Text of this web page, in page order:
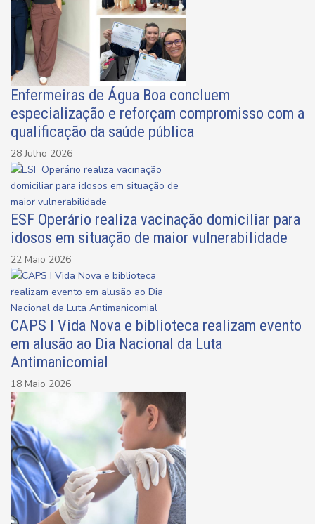
Enfermeiras de Água Boa concluem
especialização e reforçam compromisso com a
qualificação da saúde pública
28 Julho 2026
ESF Operário realiza vacinação domiciliar para
idosos em situação de maior vulnerabilidade
22 Maio 2026
CAPS I Vida Nova e biblioteca realizam evento
em alusão ao Dia Nacional da Luta
Antimanicomial
18 Maio 2026